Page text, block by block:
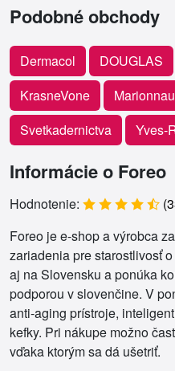
Podobné obchody
Dermacol DOUGLAS
KrasneVone
Svetkadernictva
Yves-
Informácie o Foreo
Hodnotenie: (
Foreo je e-shop a výrobca
zariadenia pre starostlivosť
aj na Slovensku a ponúka
podporou v slovenčine. V
anti-aging prístroje,
kefky. Pri nákupe možno
vďaka ktorým sa dá ušetriť.